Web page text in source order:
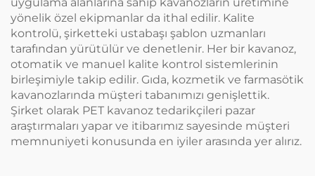
yönelik özel ekipmanlar da ithal edilir. Kalite
kontrolü, şirketteki ustabaşı şablon uzmanları
tarafından yürütülür ve denetlenir. Her bir kavanoz,
otomatik ve manuel kalite kontrol sistemlerinin
birleşimiyle takip edilir. Gıda, kozmetik ve farmasötik
kavanozlarında müşteri tabanımızı genişlettik.
Şirket olarak PET kavanoz tedarikçileri pazar
araştırmaları yapar ve itibarımız sayesinde müşteri
memnuniyeti konusunda en iyiler arasında yer alırız.